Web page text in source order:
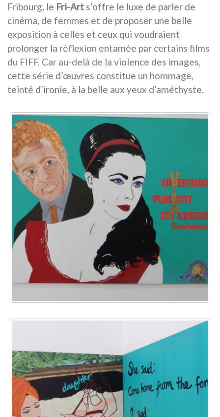
Fribourg, le Fri-Art s’offre le luxe de parler de
cinéma, de femmes et de proposer une belle
exposition à celles et ceux qui voudraient
prolonger la réflexion entamée par certains films
du FIFF. Car au-delà de la violence des images,
cette série d’œuvres constitue un hommage,
teinté d’ironie, à la belle aux yeux d’améthyste.